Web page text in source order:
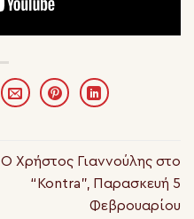
Ο Χρήστος Γιαννούλης στο
“Kontra”, Παρασκευή 5
Φεβρουαρίου